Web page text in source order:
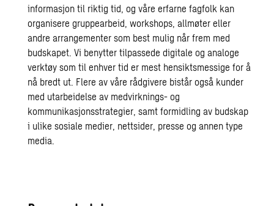
informasjon til riktig tid, og våre erfarne fagfolk kan
organisere gruppearbeid, workshops, allmøter eller
andre arrangementer som best mulig når frem med
budskapet. Vi benytter tilpassede digitale og analoge
verktøy som til enhver tid er mest hensiktsmessige for å
nå bredt ut. Flere av våre rådgivere bistår også kunder
med utarbeidelse av medvirknings- og
kommunikasjonsstrategier, samt formidling av budskap
i ulike sosiale medier, nettsider, presse og annen type
media.